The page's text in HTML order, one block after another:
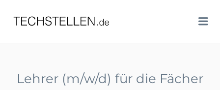
TECHSTELLEN.DE
Lehrer (m/w/d) für die Fächer